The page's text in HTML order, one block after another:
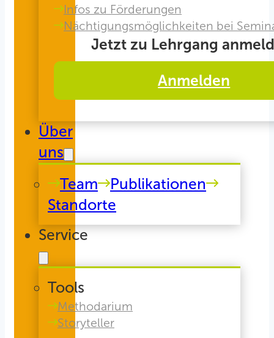
Infos zu Förderungen
Nächtigungsmöglichkeiten bei
Jetzt zu Lehrgang
Anmelden
Über
uns
Team
Publikationen
Standorte
Service
Tools
Methodarium
Storyteller